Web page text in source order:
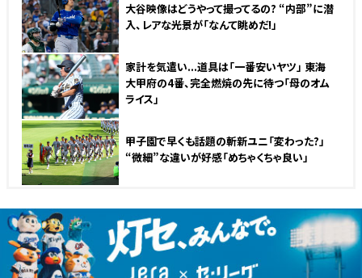
大谷映像はどうやって撮ってるの? “内部”に潜
入、レアな光景が「なんて眺めだ!」
家計を気遣い...道具は「一番安いヤツ」 東海
大甲府の4番、完全燃焼の先に待つ「母のオム
ライス」
甲子園で早くも話題の斬新ユニ「変わった?」
“微細”な違いが好感「めちゃくちゃ良い」